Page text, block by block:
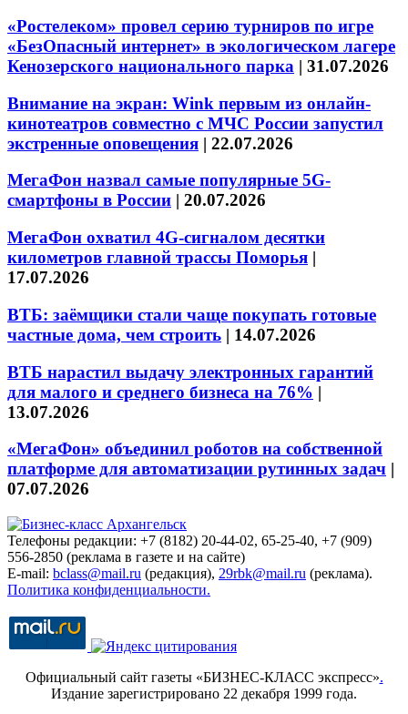
«Ростелеком» провел серию турниров по игре
«БезОпасный интернет» в экологическом лагере
Кенозерского национального парка | 31.07.2026
Внимание на экран: Wink первым из онлайн-
кинотеатров совместно с МЧС России запустил
экстренные оповещения | 22.07.2026
МегаФон назвал самые популярные 5G-
смартфоны в России | 20.07.2026
МегаФон охватил 4G-сигналом десятки
километров главной трассы Поморья |
17.07.2026
ВТБ: заёмщики стали чаще покупать готовые
частные дома, чем строить | 14.07.2026
ВТБ нарастил выдачу электронных гарантий
для малого и среднего бизнеса на 76% |
13.07.2026
«МегаФон» объединил роботов на собственной
платформе для автоматизации рутинных задач |
07.07.2026
Телефоны редакции: +7 (8182) 20-44-02, 65-25-40, +7 (909)
556-2850 (реклама в газете и на сайте)
E-mail: bclass@mail.ru (редакция), 29rbk@mail.ru (реклама).
Политика конфиденциальности.
Официальный сайт газеты «БИЗНЕС-КЛАСС экспресс».
Издание зарегистрировано 22 декабря 1999 года.